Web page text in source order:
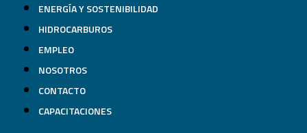
ENERGÍA Y SOSTENIBILIDAD
HIDROCARBUROS
EMPLEO
NOSOTROS
CONTACTO
CAPACITACIONES